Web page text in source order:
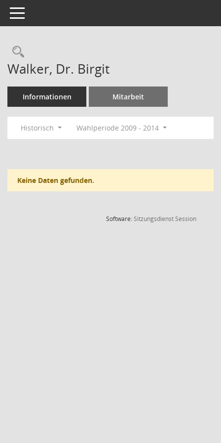
Toggle navigation
Rechercheauswahl
Walker, Dr. Birgit
Informationen Mitarbeit
Historisch Wahlperiode 2009 - 2014
Keine Daten gefunden.
Software:SitzungsdienstSession(Wird in